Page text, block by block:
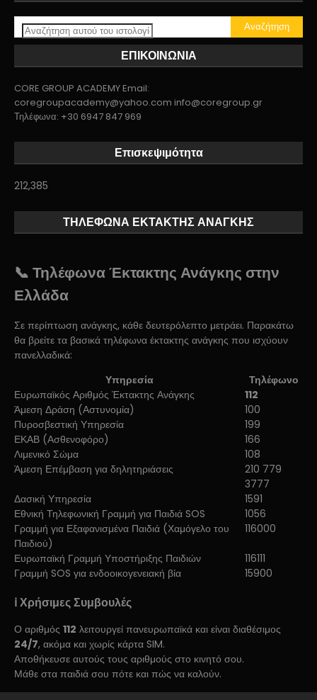
ΕΠΙΚΟΙΝΩΝΙΑ
CORE GROUP ACADEMY Email:
coregroupacademy@yahoo.com info@coregroup.gr
Τηλέφωνα: +30 6947 847 969
Επισκεψιμότητα
212,385
ΤΗΛΕΦΩΝΑ ΕΚΤΑΚΤΗΣ ΑΝΑΓΚΗΣ
📞 Τηλέφωνα Έκτακτης Ανάγκης στην
Ελλάδα
Σε περίπτωση ανάγκης, κάθε δευτερόλεπτο μετράει. Παρακάτω
θα βρείτε τα βασικά τηλέφωνα έκτακτης ανάγκης που ισχύουν
πανελλαδικά:
Υπηρεσία
Τηλέφωνο
Ευρωπαϊκός Αριθμός Έκτακτης Ανάγκης
112
Άμεση Δράση (Αστυνομία)
100
Πυροσβεστική Υπηρεσία
199
ΕΚΑΒ (Ασθενοφόρο)
166
Λιμενικό Σώμα
108
Άμεση Επέμβαση για δηλητηριάσεις
210 779
3777
Δασική Υπηρεσία
1591
Εθνική Τηλεφωνική Γραμμή για Παιδιά SOS
1056
Γραμμή για Εξαφανισμένα Παιδιά (Χαμόγελο του
Παιδιού)
116000
Ευρωπαϊκή Γραμμή Υποστήριξης Παιδιών
116111
Γραμμή SOS για ενδοοικογενειακή βία
15900
ℹ️ Χρήσιμες Συμβουλές
Ο αριθμός 112 λειτουργεί πανευρωπαϊκά και είναι διαθέσιμος
24/7, ακόμα και χωρίς κάρτα SIM.
Αποθήκευσε αυτούς τους αριθμούς στο κινητό σου.
Μάθε στα παιδιά σου πότε και πώς να καλούν.